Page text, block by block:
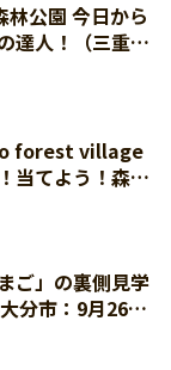
公園 今日から
達人！（三重県
）【東海北陸
forest village
当てよう！森の
県長野市:8月
ご」の裏側見学
分市：9月26日